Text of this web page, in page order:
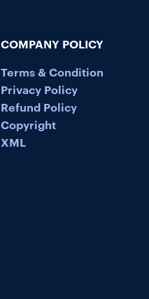
COMPANY POLICY
Terms & Condition
Privacy Policy
Refund Policy
Copyright
XML